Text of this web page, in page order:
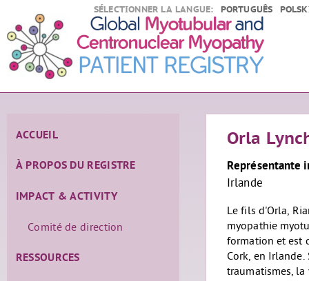
SÉLECTIONNER LA LANGUE: PORTUGUÊS
ACCUEIL
À PROPOS DU REGISTRE
IMPACT & ACTIVITY
Comité de direction
RESSOURCES
Orla
Représentante
Irlande
Le fils d'Orla,
myopathie
formation et est
Cork, en
traumatismes,